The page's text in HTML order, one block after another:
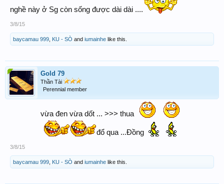
nghề này ở Sg còn sống được dài dài ....
3/8/15
baycamau 999 KU - SÒ and iumainhe like this.
Gold 79
Thần Tài
Perennial member
vừa đen vừa dốt ... >>> thua
đổ qua ...Đồng
3/8/15
baycamau 999 KU - SÒ and iumainhe like this.